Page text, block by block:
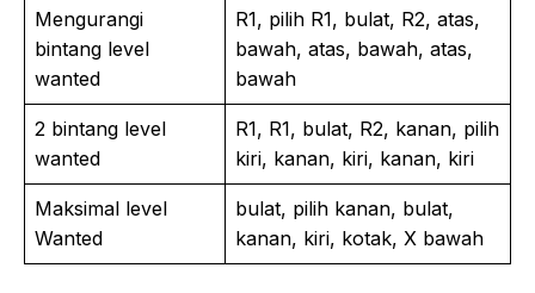
Mengurangi
bintang level
wanted
R1, pilih R1, bulat, R2, atas,
bawah, atas, bawah, atas,
bawah
2 bintang level
wanted
R1, R1, bulat, R2, kanan, pilih
kiri, kanan, kiri, kanan, kiri
Maksimal level
Wanted
bulat, pilih kanan, bulat,
kanan, kiri, kotak, X bawah